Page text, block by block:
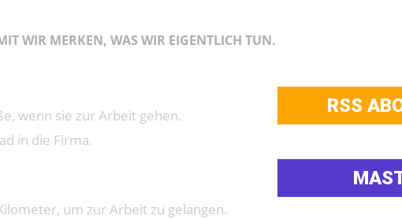
WIR MERKEN, WAS WIR EIGENTLICH TUN.
wenn sie zur Arbeit gehen.
in die Firma.
um zur Arbeit zu gelangen.
RSS